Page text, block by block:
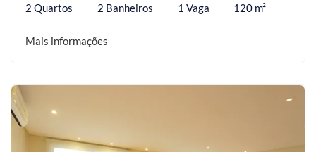
2 Quartos 2 Banheiros 1 Vaga 120 m²
Mais informações